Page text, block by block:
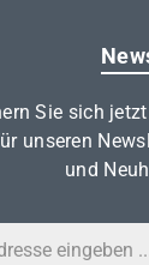
Sie sich
unseren
und